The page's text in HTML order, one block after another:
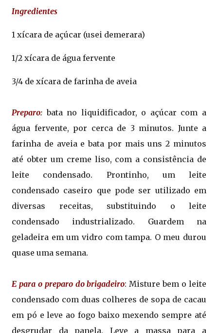
Ingredientes
1 xícara de açúcar (usei demerara)
1/2 xícara de água fervente
3/4 de xícara de farinha de aveia
Preparo:bata no liquidificador, o açúcar com a
água fervente, por cerca de 3 minutos. Junte a
farinha de aveia e bata por mais uns 2 minutos
até obter um creme liso, com a consistência de
leite condensado. Prontinho, um leite
condensado caseiro que pode ser utilizado em
diversas receitas, substituindo o leite
condensado industrializado. Guardem na
geladeira em um vidro com tampa. O meu durou
quase uma semana.
E para o preparo do brigadeiro: Misture bem o leite
condensado com duas colheres de sopa de cacau
em pó e leve ao fogo baixo mexendo sempre até
desgrudar da panela. Leve a massa para a